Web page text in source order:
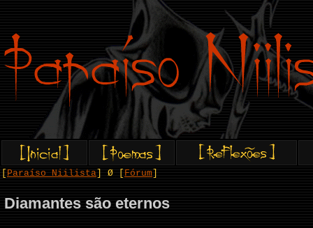
Paraíso Niilista ] Ø [ Fórum
Diamantes são eternos